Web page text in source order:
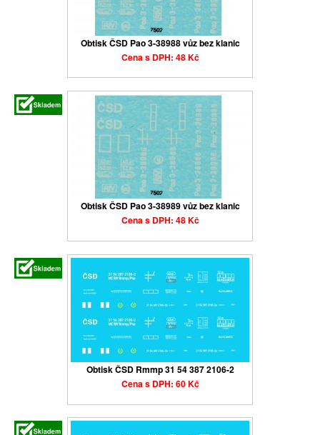
Obtisk ČSD Pao 3-38988 vůz bez klanic
Cena s DPH: 48 Kč
Obtisk ČSD Pao 3-38989 vůz bez klanic
Cena s DPH: 48 Kč
Obtisk ČSD Rmmp 31 54 387 2106-2
Cena s DPH: 60 Kč